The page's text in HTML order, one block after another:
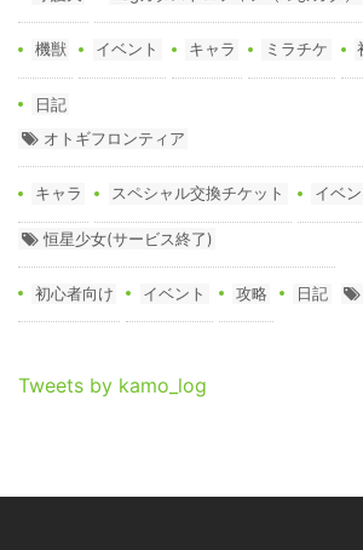
機獣 イベント キャラ ミラチケ
日記
オトギフロンティア
キャラ スペシャル交換チケット イベン
恒星少女(サービス終了)
初心者向け イベント 攻略 日記
Tweets by kamo_log